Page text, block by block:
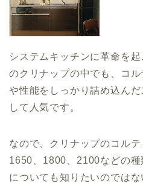
システムキッチンに革命を
のクリナップの中でも、コ
や性能をしっかり詰め込ん
して人気です。
なので、クリナップのコルテ
1650、1800、2100などの
についても知りたいのではな